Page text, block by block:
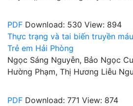
PDF Download: 530 View: 894
Thực trạng và tai biến truyền
Trẻ em Hải Phòng
Ngọc Sáng Nguyễn, Bảo Ngọc
Hường Phạm, Thị Hương Liễu
PDF Download: 771 View: 874